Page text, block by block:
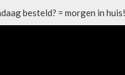
besteld? = morgen in huis!